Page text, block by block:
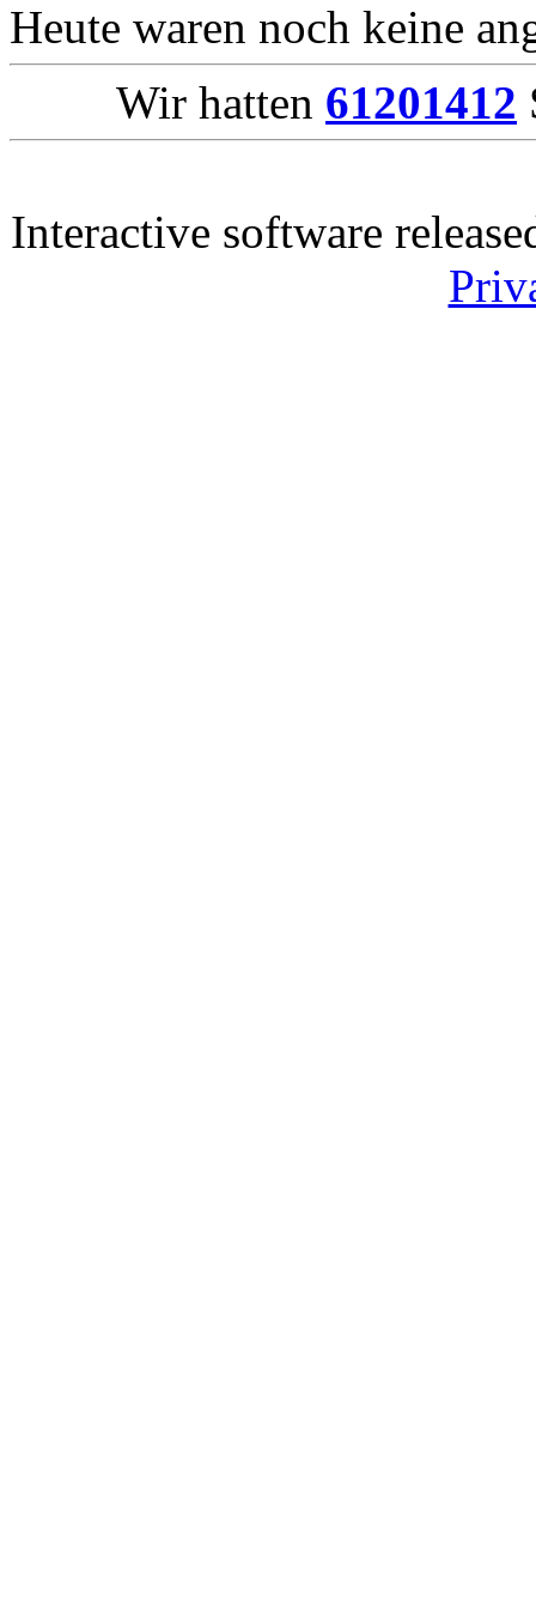
Heute waren noch keine
Wir hatten 61201412
Interactive software